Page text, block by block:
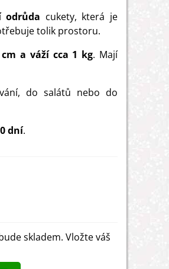
odrůda cukety, která je
tolik prostoru.
cm a váží cca 1 kg. Mají
do salátů nebo do
dní.
skladem. Vložte váš